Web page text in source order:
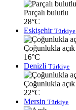
Parçalı bulutlu
28°C
Eskişehir Türkiye
Çoğunlukla açık
16°C
Denizli Türkiye
Çoğunlukla açık
22°C
Mersin Türkiye